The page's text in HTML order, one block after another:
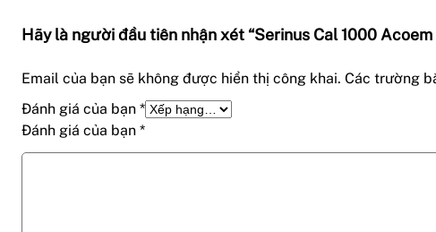
Hãy là người đầu tiên nhận xét “Serinus Cal 1000 Acoem
Email của bạn sẽ không được hiển thị công khai. Các trường
Đánh giá của bạn *
Đánh giá của bạn *